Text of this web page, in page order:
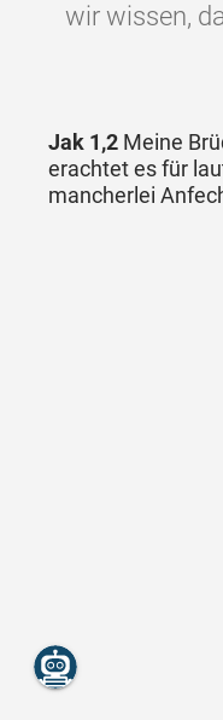
wir wissen,
Jak 1,2 Meine
erachtet es für
mancherlei